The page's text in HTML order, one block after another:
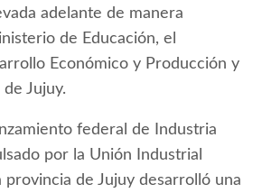
adelante de manera
de Educación, el
Económico y Producción y
Jujuy.
federal de Industria
por la Unión Industrial
provincia de Jujuy desarrolló una